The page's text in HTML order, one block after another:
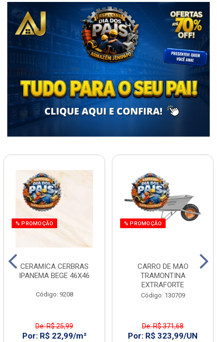
% PROMOÇÃO
CERAMICA CERBRAS
IPANEMA BEGE 46X46
Código: 9208
De: R$ 25,99
Por: R$ 22,99/m²
% PROMOÇÃO
CARRO DE MAO
TRAMONTINA
EXTRAFORTE
Código: 130709
De: R$ 371,68
Por: R$ 323,99/UN